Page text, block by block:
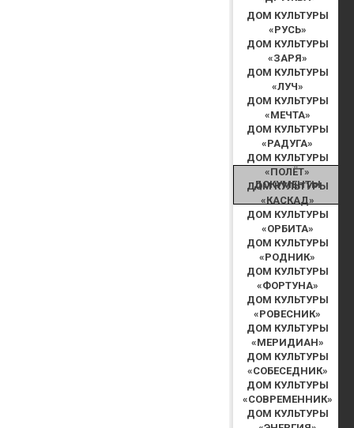
ДОМ КУЛЬТУРЫ
«РУСЬ»
ДОМ КУЛЬТУРЫ
«ЗАРЯ»
ДОМ КУЛЬТУРЫ
«ЛУЧ»
ДОМ КУЛЬТУРЫ
«МЕЧТА»
ДОМ КУЛЬТУРЫ
«РАДУГА»
ДОМ КУЛЬТУРЫ
«ПОЛЁТ»
ДОМ КУЛЬТУРЫ
«КАСКАД»
ДОМ КУЛЬТУРЫ
«ОРБИТА»
ДОМ КУЛЬТУРЫ
«РОДНИК»
ДОМ КУЛЬТУРЫ
«ФОРТУНА»
ДОМ КУЛЬТУРЫ
«РОВЕСНИК»
ДОМ КУЛЬТУРЫ
«МЕРИДИАН»
ДОМ КУЛЬТУРЫ
«СОБЕСЕДНИК»
ДОМ КУЛЬТУРЫ
«СОВРЕМЕННИК»
ДОМ КУЛЬТУРЫ
ДОКУМЕНТЫ